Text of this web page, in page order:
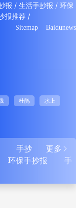
报 / 生活手抄报 / 环保
报推荐 /
Sitemap Baidunews
杜鹃 水上
更多 
手抄
环保手抄报
手